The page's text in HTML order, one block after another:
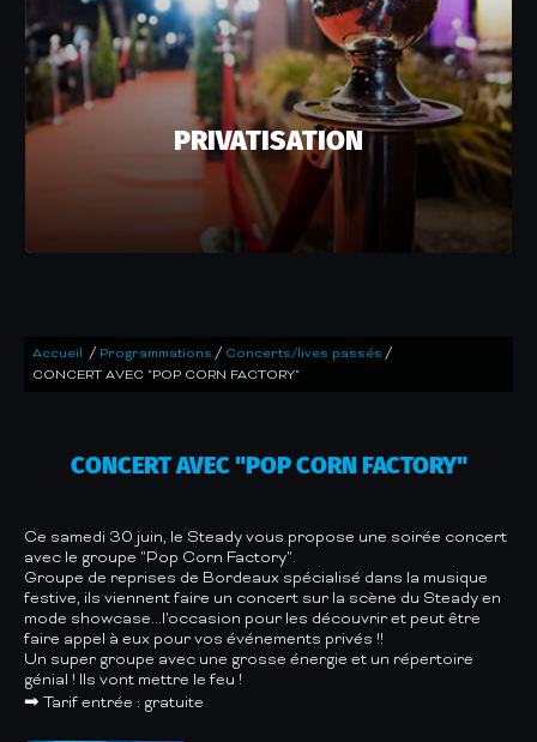
PRIVATISATION
Accueil / Programmations / Concerts/lives passés /
CONCERT AVEC "POP CORN FACTORY"
CONCERT AVEC "POP CORN FACTORY"
Ce samedi 30 juin, le Steady vous propose une soirée concert
avec le groupe "Pop Corn Factory".
Groupe de reprises de Bordeaux spécialisé dans la musique
festive, ils viennent faire un concert sur la scène du Steady en
mode showcase...l'occasion pour les découvrir et peut être
faire appel à eux pour vos événements privés !!
Un super groupe avec une grosse énergie et un répertoire
génial ! Ils vont mettre le feu !
➡ Tarif entrée : gratuite